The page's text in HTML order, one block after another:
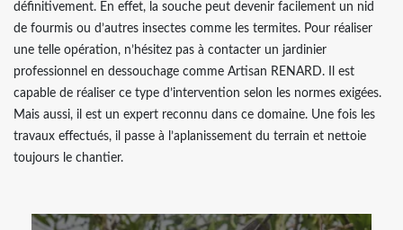
définitivement. En effet, la souche peut devenir facilement un nid
de fourmis ou d’autres insectes comme les termites. Pour réaliser
une telle opération, n’hésitez pas à contacter un jardinier
professionnel en dessouchage comme Artisan RENARD. Il est
capable de réaliser ce type d’intervention selon les normes exigées.
Mais aussi, il est un expert reconnu dans ce domaine. Une fois les
travaux effectués, il passe à l’aplanissement du terrain et nettoie
toujours le chantier.